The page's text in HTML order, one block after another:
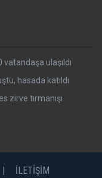
ulaşıldı
hasada katıldı
zirve tırmanışı
İLETİŞİM